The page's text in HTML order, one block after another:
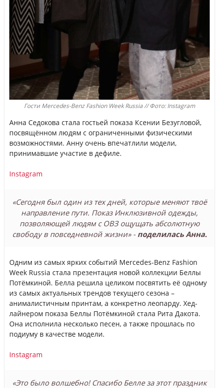
Гости Mercedes-Benz Fashion Week Russia // Фото: Instagram
Анна Седокова стала гостьей показа Ксении Безугловой,
посвящённом людям с ограниченными физическими
возможностями. Анну очень впечатлили модели,
принимавшие участие в дефиле.
Instagram
«Сегодня был один из тех дней, которые меняют твоё
направление пути. Показ Инклюзивной одежды,
позволяющей людям с ОВЗ ощущать абсолютную
свободу в повседневной жизни» - поделилась Анна.
Одним из самых ярких событий Mercedes-Benz Fashion
Week Russia стала презентация новой коллекции Беллы
Потёмкиной. Белла решила целиком посвятить её одному
из самых актуальных трендов текущего сезона –
анималистичным принтам, а конкретно леопарду. Хед-
лайнером показа Беллы Потёмкиной стала Рита Дакота.
Она исполнила несколько песен, а также прошлась по
подиуму в качестве модели.
Instagram
«Это было волшебно! Спасибо Белле за этот праздник